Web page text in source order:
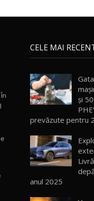
CELE MAI
și
prevăzute pentru
anul 2025